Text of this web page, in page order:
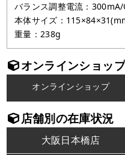
バランス調整電流：
本体サイズ：
重量：238g
オンラインショッ
オンラインショップ
店舗別の在庫状況
大阪日本橋店